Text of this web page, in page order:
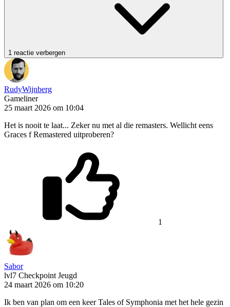
1 reactie verbergen
RudyWijnberg
Gameliner
25 maart 2026 om 10:04
Het is nooit te laat... Zeker nu met al die remasters. Wellicht eens
Graces f Remastered uitproberen?
1
Sabor
lvl7 Checkpoint Jeugd
24 maart 2026 om 10:20
Ik ben van plan om een keer Tales of Symphonia met het hele gezin